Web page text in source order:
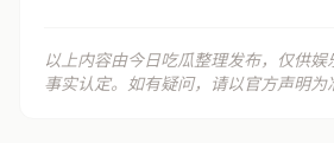
以上内容由今日吃瓜整理发布，仅供
事实认定。如有疑问，请以官方声明为